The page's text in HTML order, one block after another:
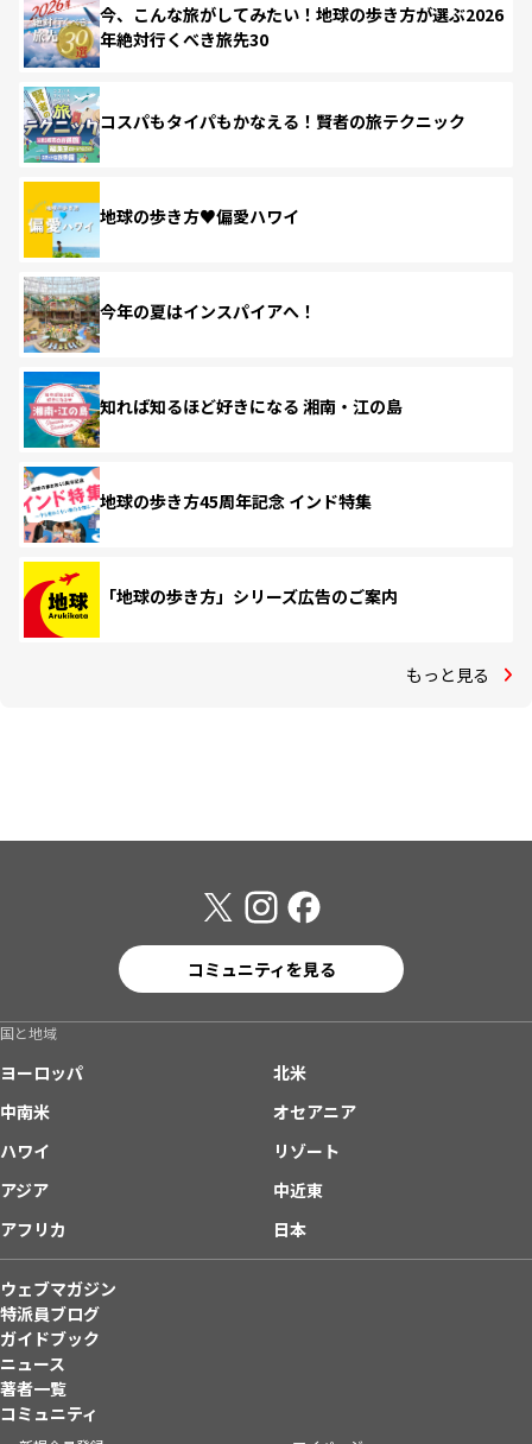
今、こんな旅がしてみたい！地球の歩き方が選ぶ2026
年絶対行くべき旅先30
コスパもタイパもかなえる！賢者の旅テクニック
地球の歩き方♥偏愛ハワイ
今年の夏はインスパイアへ！
知れば知るほど好きになる 湘南・江の島
地球の歩き方45周年記念 インド特集
「地球の歩き方」シリーズ広告のご案内
もっと見る
コミュニティを見る
国と地域
ヨーロッパ
北米
中南米
オセアニア
ハワイ
リゾート
アジア
中近東
アフリカ
日本
ウェブマガジン
特派員ブログ
ガイドブック
ニュース
著者一覧
コミュニティ